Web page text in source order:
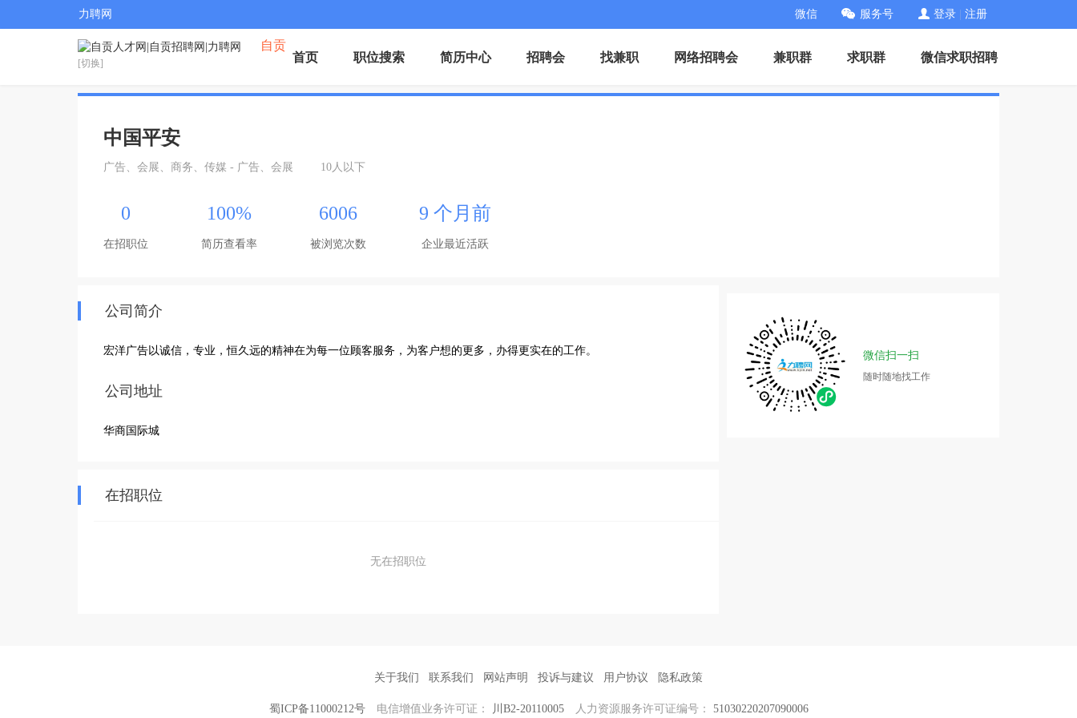
力聘网 微信 服务号 登录 注册
自贡
[切换] 首页 职位搜索 简历中心 招聘会 找兼职 网络招聘会 兼职群 求职群 微信求职招聘
中国平安
广告、会展、商务、传媒 - 广告、会展 10人以下
0
在招职位
100%
简历查看率
6006
被浏览次数
9 个月前
企业最近活跃
公司简介
宏洋广告以诚信，专业，恒久远的精神在为每一位顾客服务，为客户想的更多，办得更实在的工作。
公司地址
华商国际城
在招职位
无在招职位
微信扫一扫
随时随地找工作
关于我们 联系我们 网站声明 投诉与建议 用户协议 隐私政策
蜀ICP备11000212号 电信增值业务许可证： 川B2-20110005 人力资源服务许可证编号： 51030220207090006